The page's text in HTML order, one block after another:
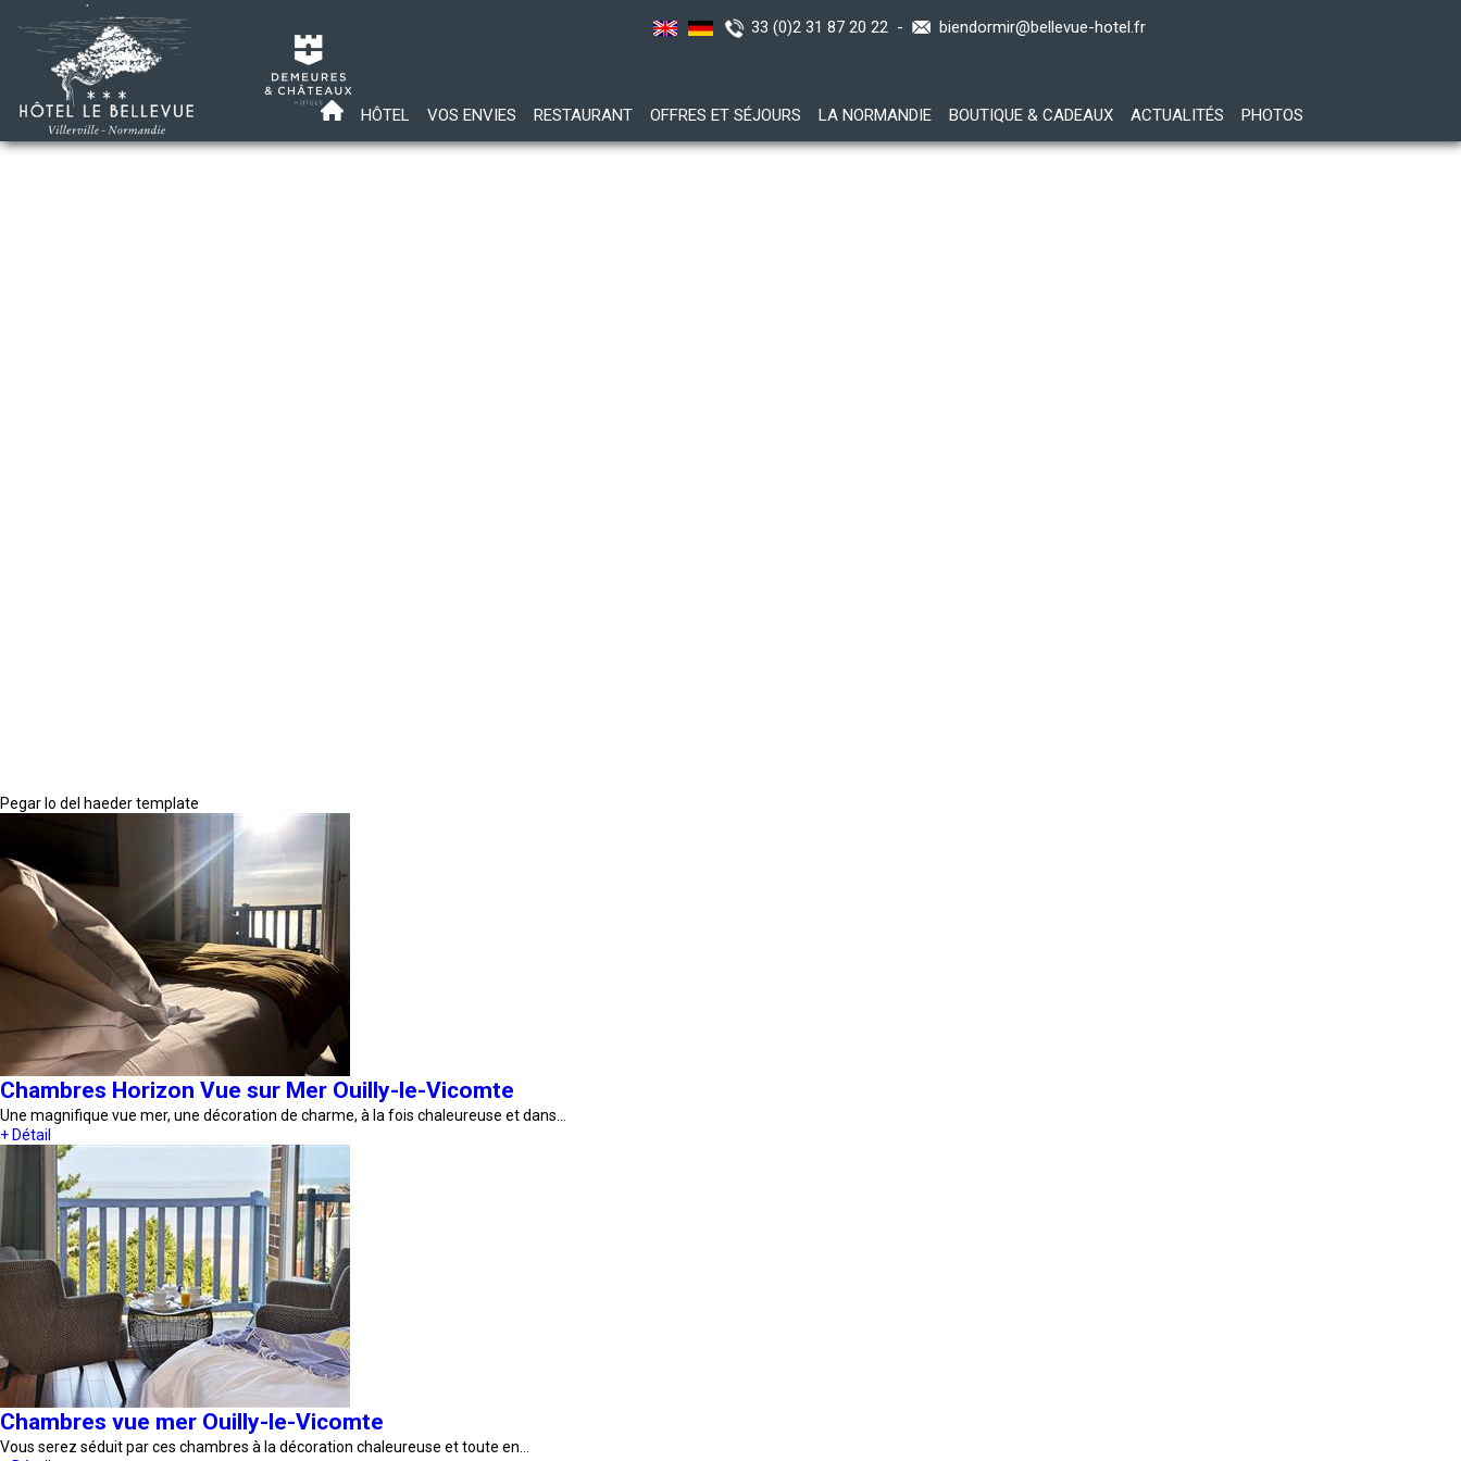
biendormir@bellevue-hotel.fr
33 (0)2 31 87 20 22 -
HÔTEL VOS ENVIES RESTAURANT OFFRES ET SÉJOURS LA NORMANDIE BOUTIQUE & CADEAUX ACTUALITÉS PHOTOS
Pegar lo del haeder template
Chambres Horizon Vue sur Mer Ouilly-le-Vicomte
Une magnifique vue mer, une décoration de charme, à la fois chaleureuse et dans…
+ Détail
Chambres vue mer Ouilly-le-Vicomte
Vous serez séduit par ces chambres à la décoration chaleureuse et toute en…